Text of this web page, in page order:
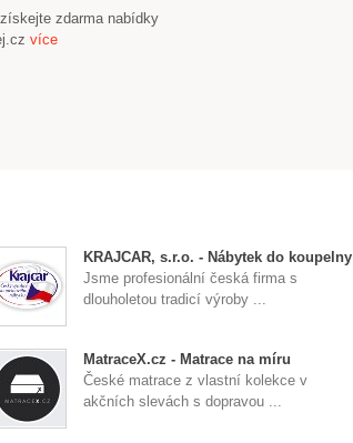
zdarma nabídky
více
KRAJCAR, s.r.o. - Nábytek do koupelny
Jsme profesionální česká firma s
dlouholetou tradicí výroby ...
MatraceX.cz - Matrace na míru
České matrace z vlastní kolekce v
akčních slevách s dopravou ...